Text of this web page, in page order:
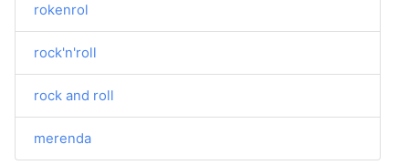
rokenrol
rock'n'roll
rock and roll
merenda